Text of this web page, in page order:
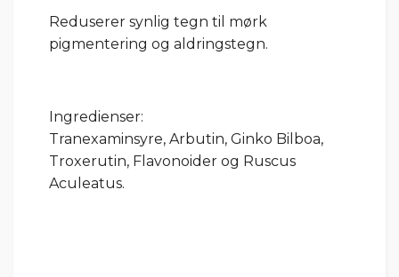
Reduserer synlig tegn til mørk
pigmentering og aldringstegn.
Ingredienser:
Tranexaminsyre, Arbutin, Ginko Bilboa,
Troxerutin, Flavonoider og Ruscus
Aculeatus.